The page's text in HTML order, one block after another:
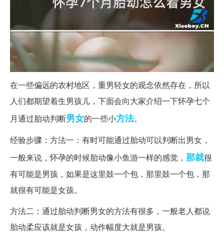
在一些偏远的农村地区，重男轻女的观念依然存在，所以
人们都期望着生男孩儿，下面会向大家介绍一下怀孕七个
月通过胎动判断男女的一些小方法。
经验步骤：方法一：有时可能通过胎动可以判断出男女，
一般来说，怀孕的时候胎动像小鱼游一样的感觉， 那就很
有可能是男孩，如果是这里鼓一个包，那里鼓一个包，那
就很有可能是女孩。
方法二：通过胎动判断男女的方法有很多，一般老人都说
胎动柔应该就是女孩，动作幅度大就是男孩。